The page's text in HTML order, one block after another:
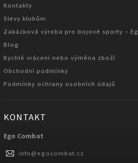
Kontakty
Slevy klubům
Zakázková výroba pro bojové sporty –
Blog
Rychlé vrácení nebo výměna zboží
Obchodní podmínky
Podmínky ochrany osobních údajů
KONTAKT
Ego Combat
info@egocombat.cz